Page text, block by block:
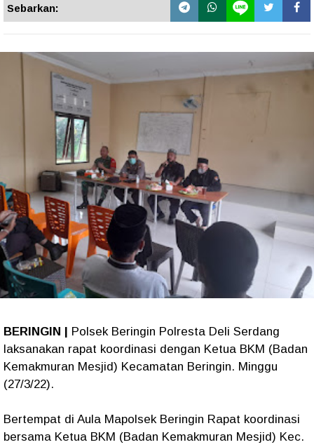
Sebarkan:
BERINGIN | Polsek Beringin Polresta Deli Serdang
laksanakan rapat koordinasi dengan Ketua BKM (Badan
Kemakmuran Mesjid) Kecamatan Beringin. Minggu
(27/3/22).
Bertempat di Aula Mapolsek Beringin Rapat koordinasi
bersama Ketua BKM (Badan Kemakmuran Mesjid) Kec.